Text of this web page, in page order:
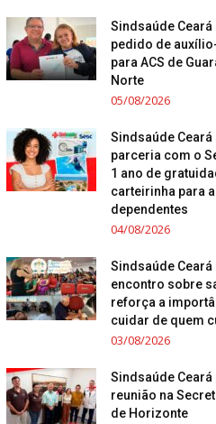
Sindsaúde
pedido de
para ACS de
Norte
05/08/2026
Sindsaúde Ceará
parceria com o
1 ano de
carteirinha para
dependentes
04/08/2026
Sindsaúde
encontro sobre
reforça a
cuidar de quem
03/08/2026
Sindsaúde
reunião na
de Horizonte